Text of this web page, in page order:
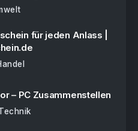
für jeden Anlass |
– PC Zusammenstellen